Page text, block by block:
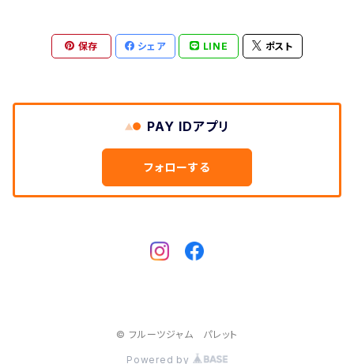
保存 シェア LINE ポスト
PAY IDアプリ
フォローする
© フルーツジャム パレット
Powered by